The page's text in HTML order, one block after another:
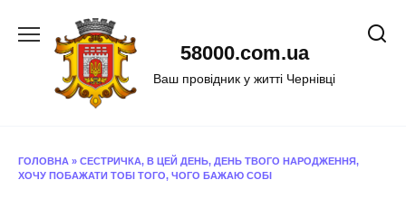
58000.com.ua
Ваш провідник у житті Чернівці
ГОЛОВНА » СЕСТРИЧКА, В ЦЕЙ ДЕНЬ, ДЕНЬ ТВОГО НАРОДЖЕННЯ,
ХОЧУ ПОБАЖАТИ ТОБІ ТОГО, ЧОГО БАЖАЮ СОБІ